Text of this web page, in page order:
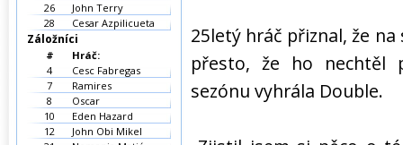
25letý hráč přiznal, že
přesto, že ho nechtěl
sezónu vyhrála Double.
26
John Terry
28
Cesar Azpilicueta
Záložníci
#
Hráč:
4
Cesc Fabregas
7
Ramires
8
Oscar
10
Eden Hazard
12
John Obi Mikel